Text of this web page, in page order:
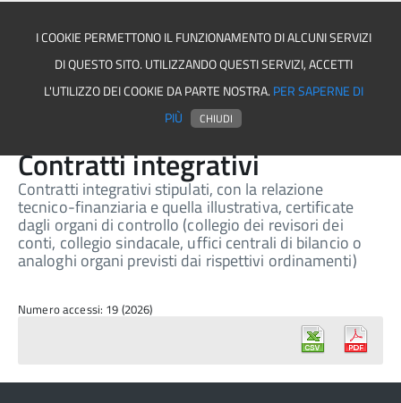
Comune di Trevico
Contratti integrativi
Contratti integrativi stipulati, con la relazione
tecnico-finanziaria e quella illustrativa, certificate
dagli organi di controllo (collegio dei revisori dei
conti, collegio sindacale, uffici centrali di bilancio o
analoghi organi previsti dai rispettivi ordinamenti)
Numero accessi: 19 (2026)
I COOKIE PERMETTONO IL FUNZIONAMENTO DI ALCUNI SERVIZI
DI QUESTO SITO. UTILIZZANDO QUESTI SERVIZI, ACCETTI
L'UTILIZZO DEI COOKIE DA PARTE NOSTRA. PER SAPERNE DI
PIÙ
CHIUDI